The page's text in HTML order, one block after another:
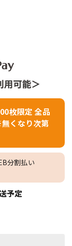
枚限定 全品
くなり次第
分割払い
予定